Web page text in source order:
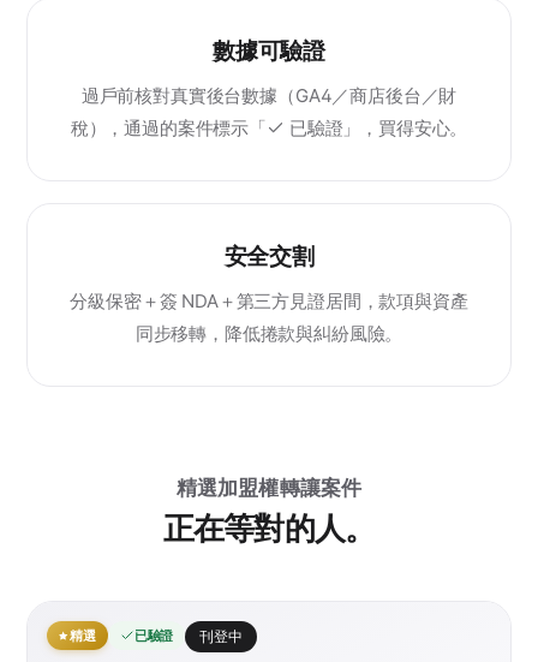
數據可驗證
過戶前核對真實後台數據（GA4／商店後台／財
稅），通過的案件標示「
已驗證」，買得安心。
安全交割
分級保密＋簽 NDA＋第三方見證居間，款項與資產
同步移轉，降低捲款與糾紛風險。
精選加盟權轉讓案件
正在等對的人。
精選 已驗證 刊登中